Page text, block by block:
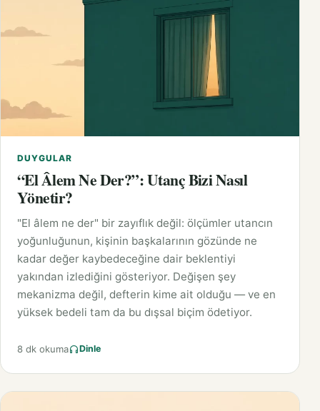
DUYGULAR
“El Âlem Ne Der?”: Utanç Bizi Nasıl
Yönetir?
"El âlem ne der" bir zayıflık değil: ölçümler utancın
yoğunluğunun, kişinin başkalarının gözünde ne
kadar değer kaybedeceğine dair beklentiyi
yakından izlediğini gösteriyor. Değişen şey
mekanizma değil, defterin kime ait olduğu — ve en
yüksek bedeli tam da bu dışsal biçim ödetiyor.
8 dk okuma Dinle